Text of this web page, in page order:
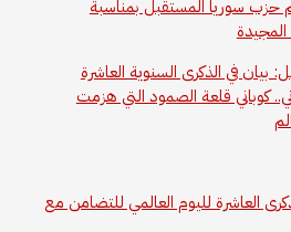
بيان في الذكرى السنوية العاشرة
كوباني قلعة الصمود التي هزمت
العاشرة لليوم العالمي للتضامن مع